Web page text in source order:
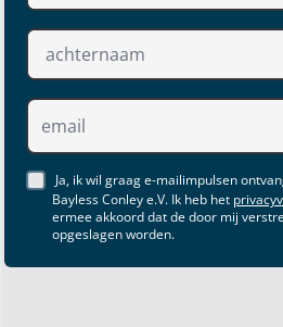
Ja, ik wil graag e-mailimpulsen
Bayless Conley e.V. Ik heb het
ermee akkoord dat de door mij
opgeslagen worden.